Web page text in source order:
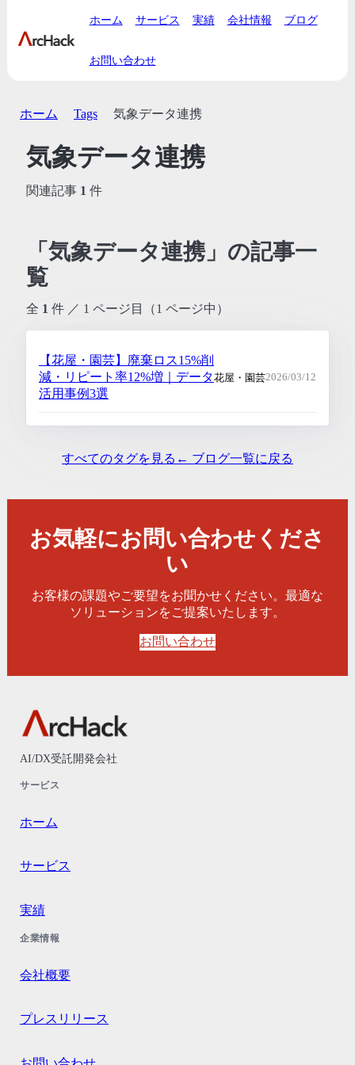
ホーム サービス 実績 会社情報 ブログ
お問い合わせ
ホーム Tags 気象データ連携
気象データ連携
関連記事 1 件
「気象データ連携」の記事一
覧
全 1 件 ／ 1 ページ目（1 ページ中）
【花屋・園芸】廃棄ロス15%削
減・リピート率12%増｜データ
活用事例3選
花屋・園芸2026/03/12
すべてのタグを見る ← ブログ一覧に戻る
お気軽にお問い合わせくださ
い
お客様の課題やご要望をお聞かせください。最適な
ソリューションをご提案いたします。
お問い合わせ
AI/DX受託開発会社
サービス
ホーム
サービス
実績
企業情報
会社概要
プレスリリース